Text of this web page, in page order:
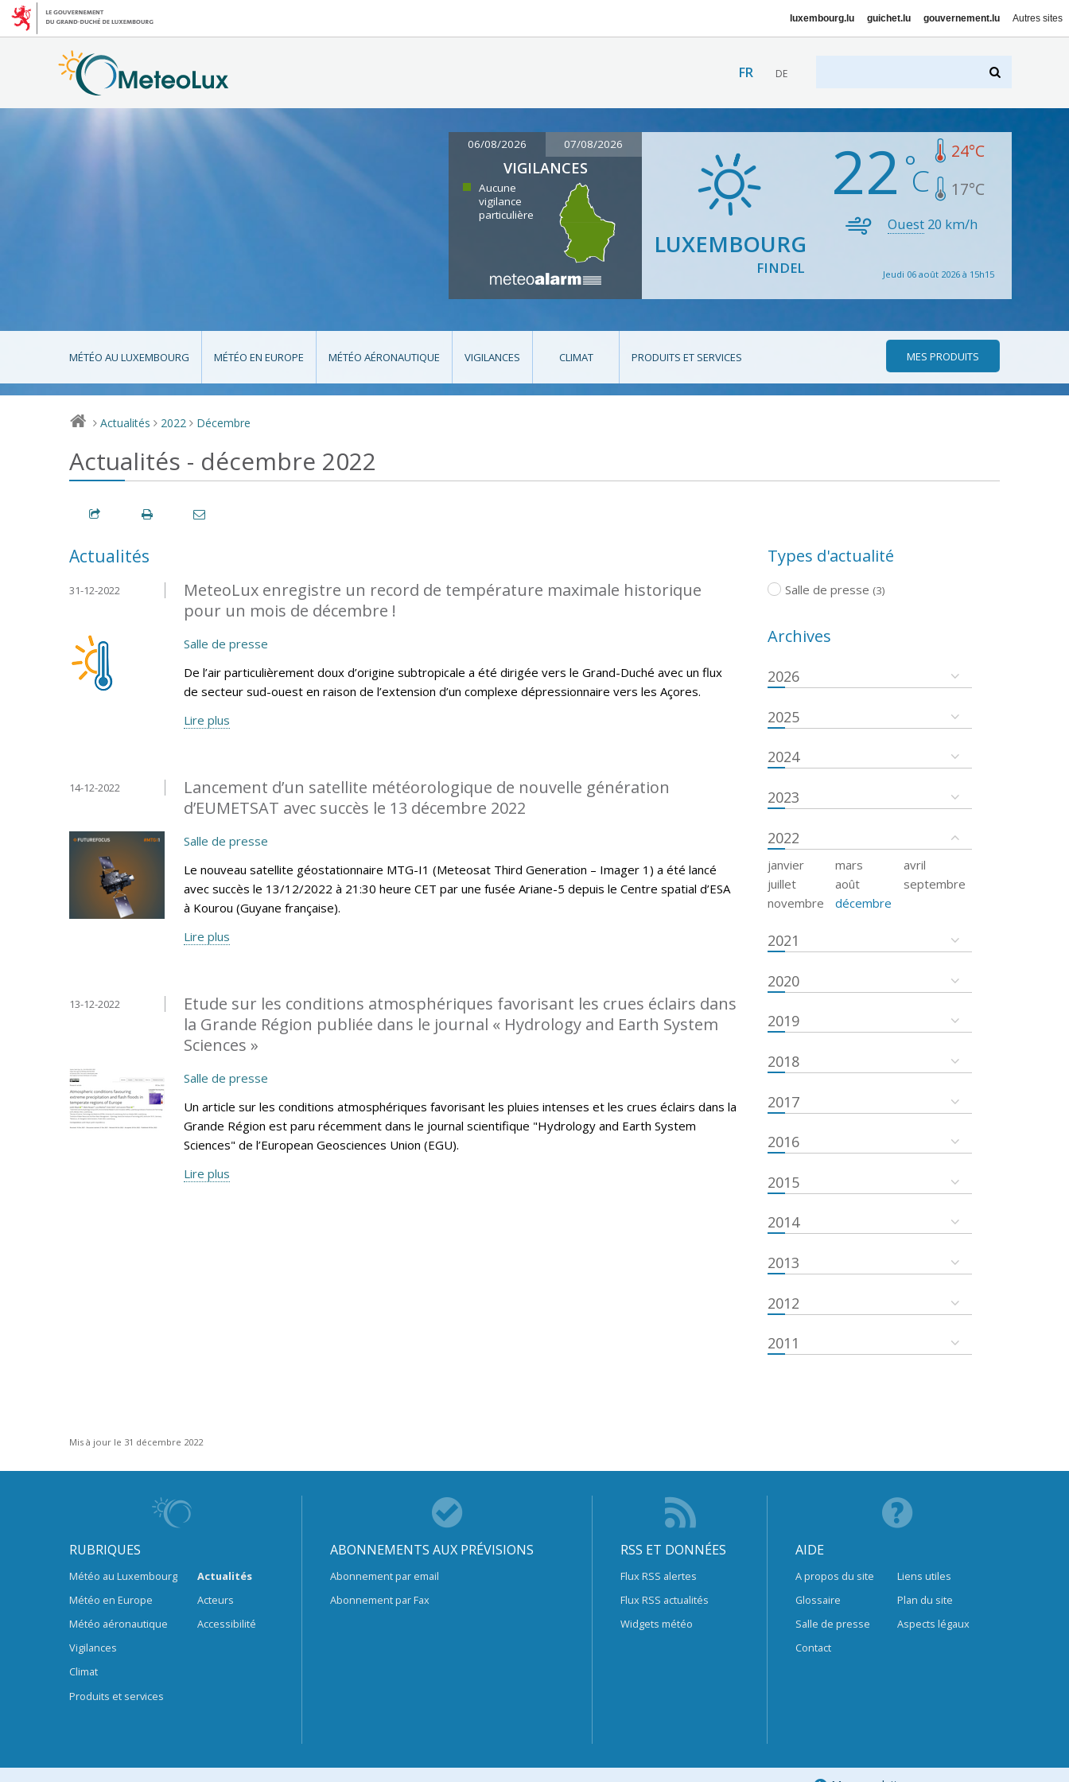
luxembourg.lu guichet.lu gouvernement.lu Autres sites
FR DE
06/08/2026 07/08/2026
VIGILANCES
Aucune
vigilance
particulière
LUXEMBOURG
FINDEL
22 24°C
17°C
Ouest 20 km/h
Jeudi 06 août 2026 à 15h15
MÉTÉO AU LUXEMBOURG MÉTÉO EN EUROPE MÉTÉO AÉRONAUTIQUE VIGILANCES CLIMAT PRODUITS ET SERVICES MES PRODUITS
> Actualités > 2022 > Décembre
Actualités - décembre 2022
Actualités
MeteoLux enregistre un record de température maximale historique
pour un mois de décembre !
31-12-2022
Salle de presse
De l’air particulièrement doux d’origine subtropicale a été dirigée vers le Grand-Duché avec un flux
de secteur sud-ouest en raison de l’extension d’un complexe dépressionnaire vers les Açores.
Lire plus
Lancement d’un satellite météorologique de nouvelle génération
d’EUMETSAT avec succès le 13 décembre 2022
14-12-2022
Salle de presse
Le nouveau satellite géostationnaire MTG-I1 (Meteosat Third Generation – Imager 1) a été lancé
avec succès le 13/12/2022 à 21:30 heure CET par une fusée Ariane-5 depuis le Centre spatial d’ESA
à Kourou (Guyane française).
Lire plus
Etude sur les conditions atmosphériques favorisant les crues éclairs dans
la Grande Région publiée dans le journal « Hydrology and Earth System
Sciences »
13-12-2022
Salle de presse
Un article sur les conditions atmosphériques favorisant les pluies intenses et les crues éclairs dans la
Grande Région est paru récemment dans le journal scientifique "Hydrology and Earth System
Sciences" de l’European Geosciences Union (EGU).
Lire plus
Types d'actualité
Salle de presse (3)
Archives
2026
2025
2024
2023
2022
janvier mars
avril
juillet
août
septembre
novembre
décembre
2021
2020
2019
2018
2017
2016
2015
2014
2013
2012
2011
Mis à jour le 31 décembre 2022
RUBRIQUES
Météo au Luxembourg
Météo en Europe
Météo aéronautique
Vigilances
Climat
Produits et services
Actualités
Acteurs
Accessibilité
ABONNEMENTS AUX PRÉVISIONS
Abonnement par email
Abonnement par Fax
RSS ET DONNÉES
Flux RSS alertes
Flux RSS actualités
Widgets météo
AIDE
A propos du site
Glossaire
Salle de presse
Contact
Liens utiles
Plan du site
Aspects légaux